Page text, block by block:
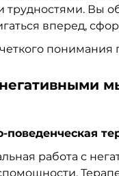
Вы
вперед,
негативными
поведенческая
работа с